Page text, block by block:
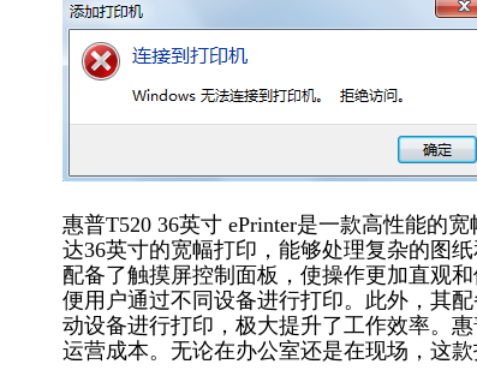
惠普T520 36英寸 ePrinter是一款高性能的
达36英寸的宽幅打印，能够处理复杂的图
配备了触摸屏控制面板，使操作更加直观
便用户通过不同设备进行打印。此外，其配
动设备进行打印，极大提升了工作效率。
运营成本。无论在办公室还是在现场，这